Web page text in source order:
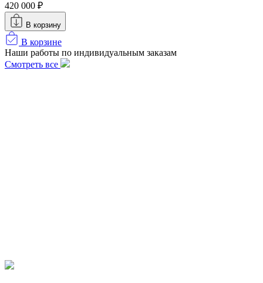
420 000 ₽
В корзину
В корзине
Наши работы по индивидуальным заказам
Смотреть все